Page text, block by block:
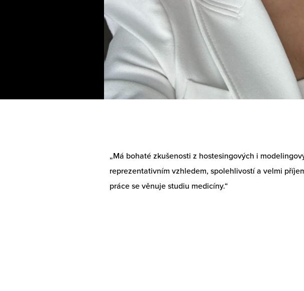
„Má bohaté zkušenosti z hostesingových i
reprezentativním vzhledem, spolehlivostí a velmi
práce se věnuje studiu medicíny.“